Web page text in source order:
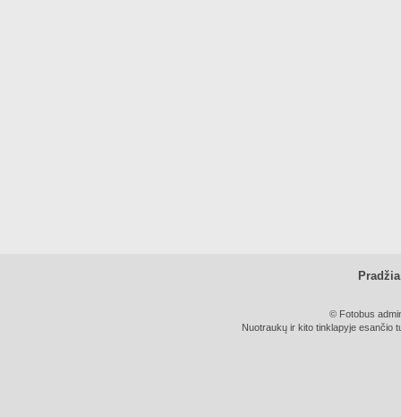
Pradžia
© Fotobus
Nuotraukų ir kito tinklapyje esančio